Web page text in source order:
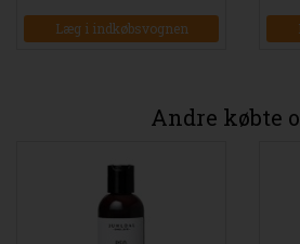
Læg i indkøbsvognen
Andre købte